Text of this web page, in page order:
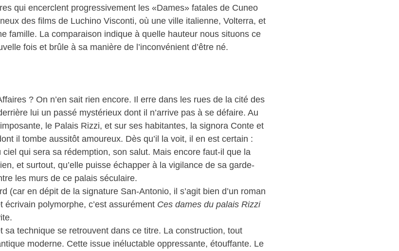
qui encerclent progressivement les «Dames» fatales de Cuneo
des films de Luchino Visconti, où une ville italienne, Volterra, et
famille. La comparaison indique à quelle hauteur nous situons ce
fois et brûle à sa manière de l’inconvénient d’être né.
? On n’en sait rien encore. Il erre dans les rues de la cité des
lui un passé mystérieux dont il n’arrive pas à se défaire. Au
le Palais Rizzi, et sur ses habitantes, la signora Conte et
il tombe aussitôt amoureux. Dès qu’il la voit, il en est certain :
qui sera sa rédemption, son salut. Mais encore faut-il que la
et surtout, qu’elle puisse échapper à la vigilance de sa garde-
les murs de ce palais séculaire.
(car en dépit de la signature San-Antonio, il s’agit bien d’un roman
polymorphe, c’est assurément Ces dames du palais Rizzi
sa technique se retrouvent dans ce titre. La construction, tout
moderne. Cette issue inéluctable oppressante, étouffante. Le